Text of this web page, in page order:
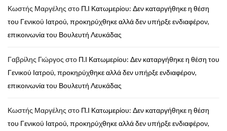
Κωστής Μαργέλης στο Π.Ι Κατωμερίου: Δεν καταργήθηκε η θέση
του Γενικού Ιατρού, προκηρύχθηκε αλλά δεν υπήρξε ενδιαφέρον,
επικοινωνία του Βουλευτή Λευκάδας
Γαβρίλης Γιώργος στο Π.Ι Κατωμερίου: Δεν καταργήθηκε η θέση του
Γενικού Ιατρού, προκηρύχθηκε αλλά δεν υπήρξε ενδιαφέρον,
επικοινωνία του Βουλευτή Λευκάδας
Κωστής Μαργέλης στο Π.Ι Κατωμερίου: Δεν καταργήθηκε η θέση
του Γενικού Ιατρού, προκηρύχθηκε αλλά δεν υπήρξε ενδιαφέρον,